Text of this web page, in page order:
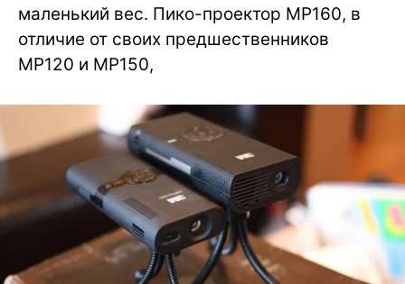
маленький вес. Пико-проектор MP160, в
отличие от своих предшественников
MP120 и MP150,